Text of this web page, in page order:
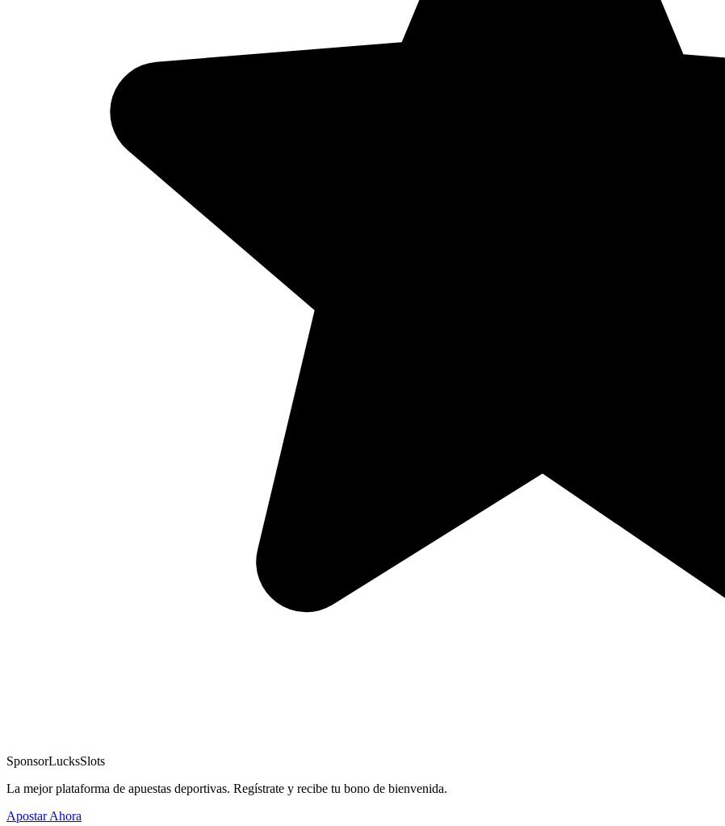
SponsorLucksSlots
La mejor plataforma de apuestas deportivas. Regístrate y recibe tu bono de bienvenida.
Apostar Ahora